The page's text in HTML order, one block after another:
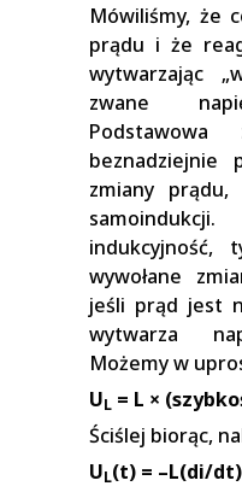
Mówiliśmy, że
prądu i że
wytwarzając
zwane
beznadziejnie
zmiany prądu,
indukcyjność,
wywołane
jeśli prąd jest
wytwarza
Możemy w
UL = L ×
Ściślej biorąc,
UL(t) = –L(di/dt)